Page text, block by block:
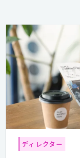
ディレクター